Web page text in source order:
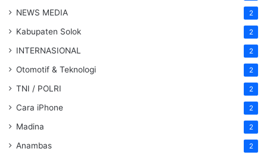
NEWS MEDIA 2
Kabupaten Solok 2
INTERNASIONAL 2
Otomotif & Teknologi 2
TNI / POLRI 2
Cara iPhone 2
Madina 2
Anambas 2